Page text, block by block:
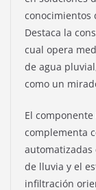
conocimientos
Destaca la
cual opera
de agua
como un
El
complementa
automatizadas
de lluvia y el
infiltración